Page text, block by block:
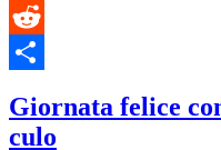
VK
Reddit
Giornata felice
culo